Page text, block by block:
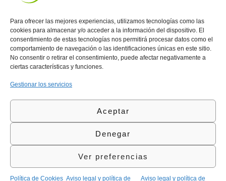
Para ofrecer las mejores experiencias, utilizamos tecnologías como las
cookies para almacenar y/o acceder a la información del dispositivo. El
consentimiento de estas tecnologías nos permitirá procesar datos como el
comportamiento de navegación o las identificaciones únicas en este sitio.
No consentir o retirar el consentimiento, puede afectar negativamente a
ciertas características y funciones.
Gestionar los servicios
Aceptar
Denegar
Ver preferencias
Política de Cookies Aviso legal y política de Aviso legal y política de
Conocenos
Vitae
l
Área
Política
de
Política
Calidad
(+34)
935
©Vitae Health Innovation S.L. Todos los derechos